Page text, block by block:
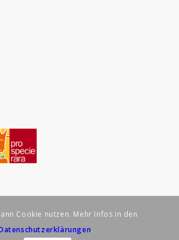
Cookie nutzen. Mehr Infos in den
.